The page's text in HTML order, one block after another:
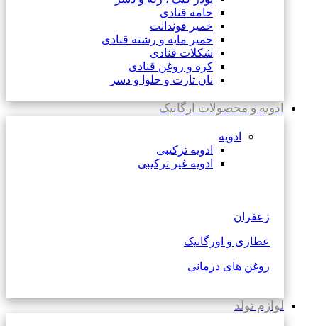
خامه قنادی
خمیر فوندانت
خمیر مایه و رشته قنادی
شکلات قنادی
کره و روغن قنادی
نان تارت و حلوا و دسر
ادویه و محصولات ارگانیک
ادویه
ادویه ترکیبی
ادویه غیر ترکیبی
زعفران
عطاری و اورگانیک
روغن های درمانی
لوازم تولد